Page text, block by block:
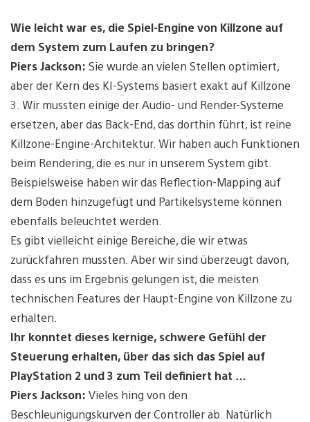
Wie leicht war es, die Spiel-Engine von Killzone auf
dem System zum Laufen zu bringen?
Piers Jackson: Sie wurde an vielen Stellen optimiert,
aber der Kern des KI-Systems basiert exakt auf Killzone
3. Wir mussten einige der Audio- und Render-Systeme
ersetzen, aber das Back-End, das dorthin führt, ist reine
Killzone-Engine-Architektur. Wir haben auch Funktionen
beim Rendering, die es nur in unserem System gibt.
Beispielsweise haben wir das Reflection-Mapping auf
dem Boden hinzugefügt und Partikelsysteme können
ebenfalls beleuchtet werden.
Es gibt vielleicht einige Bereiche, die wir etwas
zurückfahren mussten. Aber wir sind überzeugt davon,
dass es uns im Ergebnis gelungen ist, die meisten
technischen Features der Haupt-Engine von Killzone zu
erhalten.
Ihr konntet dieses kernige, schwere Gefühl der
Steuerung erhalten, über das sich das Spiel auf
PlayStation 2 und 3 zum Teil definiert hat …
Piers Jackson: Vieles hing von den
Beschleunigungskurven der Controller ab. Natürlich